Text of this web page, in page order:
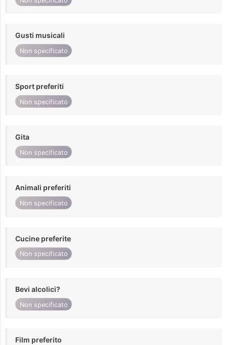
Gusti musicali
Non specificato
Sport preferiti
Non specificato
Gita
Non specificato
Animali preferiti
Non specificato
Cucine preferite
Non specificato
Bevi alcolici?
Non specificato
Film preferito